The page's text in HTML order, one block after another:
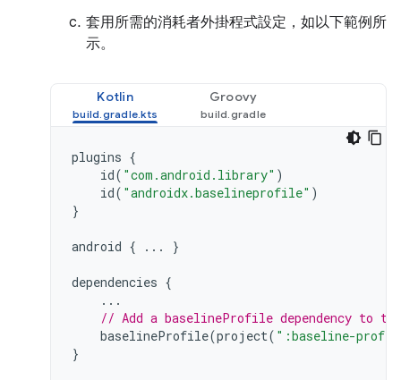
套用所需的消耗者外掛程式設定，如以下範例所
示。
Kotlin Groovy
plugins {
id( "com.android.library" )
id( "androidx.baselineprofile" )
}
android { ... }
dependencies {
...
// Add a baselineProfile dependency to
baselineProfile(project( ":baseline-
}